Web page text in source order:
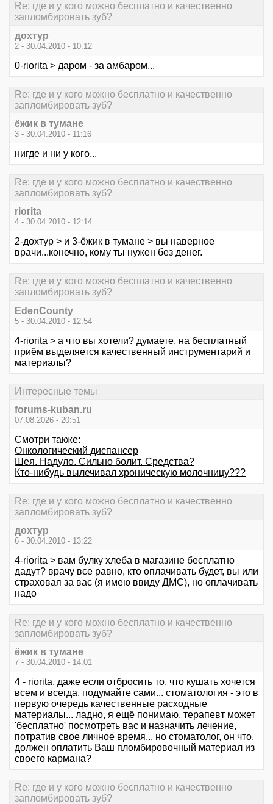
Re: где и у кого можно бесплатно и качественно
запломбировать зуб?
дохтур
2 - 30.04.2010 - 10:12
0-riorita > даром - за амбаром...
Re: где и у кого можно бесплатно и качественно
запломбировать зуб?
ёжик в тумане
3 - 30.04.2010 - 11:16
нигде и ни у кого...
Re: где и у кого можно бесплатно и качественно
запломбировать зуб?
riorita
4 - 30.04.2010 - 12:14
2-дохтур > и 3-ёжик в тумане > вы наверное
врачи...конечно, кому ты нужен без денег.
Re: где и у кого можно бесплатно и качественно
запломбировать зуб?
EdenCounty
5 - 30.04.2010 - 12:54
4-riorita > а что вы хотели? думаете, на бесплатный
приём выделяется качественный инструментарий и
материалы?
Интересные темы
forums-kuban.ru
07.08.2026 - 20:51
Смотри также:
Онкологический диспансер
Шея. Надуло. Сильно болит. Средства?
Кто-нибудь вылечивал хроническую молочницу???
Re: где и у кого можно бесплатно и качественно
запломбировать зуб?
дохтур
6 - 30.04.2010 - 13:22
4-riorita > вам булку хлеба в магазине бесплатно
дадут? врачу все равно, кто оплачивать будет, вы или
страховая за вас (я имею ввиду ДМС), но оплачивать
надо
Re: где и у кого можно бесплатно и качественно
запломбировать зуб?
ёжик в тумане
7 - 30.04.2010 - 14:01
4 - riоritа, даже если отбросить то, что кушать хочется
всем и всегда, подумайте сами... стоматология - это в
первую очередь качественные расходные
материалы... ладно, я ещё понимаю, терапевт может
'бесплатно' посмотреть вас и назначить лечение,
потратив свое личное время... но стоматолог, он что,
должен оплатить Ваш пломбировочный материал из
своего кармана?
Re: где и у кого можно бесплатно и качественно
запломбировать зуб?